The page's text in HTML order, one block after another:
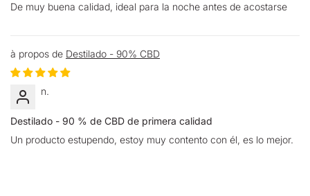
De muy buena calidad, ideal para la noche antes de acostarse
Destilado - 90% CBD
n.
Destilado - 90 % de CBD de primera calidad
Un producto estupendo, estoy muy contento con él, es lo mejor.